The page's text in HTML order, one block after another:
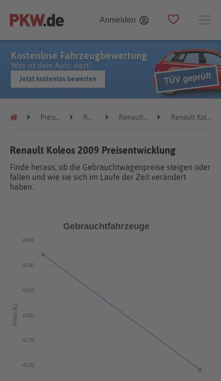
Anmelden
Kostenlose Fahrzeugbewertung
Was ist dein Auto wert?
Jetzt kostenlos bewerten
Preistrends Renault Renault Koleos Renault Koleos 2009
Renault Koleos 2009 Preisentwicklung
Finde heraus, ob die Gebrauchtwagenpreise steigen oder
fallen und wie sie sich im Laufe der Zeit verändert
haben.
Preis (€)
Gebrauchtfahrzeuge
4170
4175
4180
4185
4190
4195